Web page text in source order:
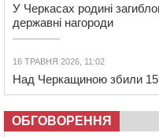
У Черкасах родині
державні нагороди
16 ТРАВНЯ 2026, 11:02
Над Черкащиною збили 15
ОБГОВОРЕННЯ